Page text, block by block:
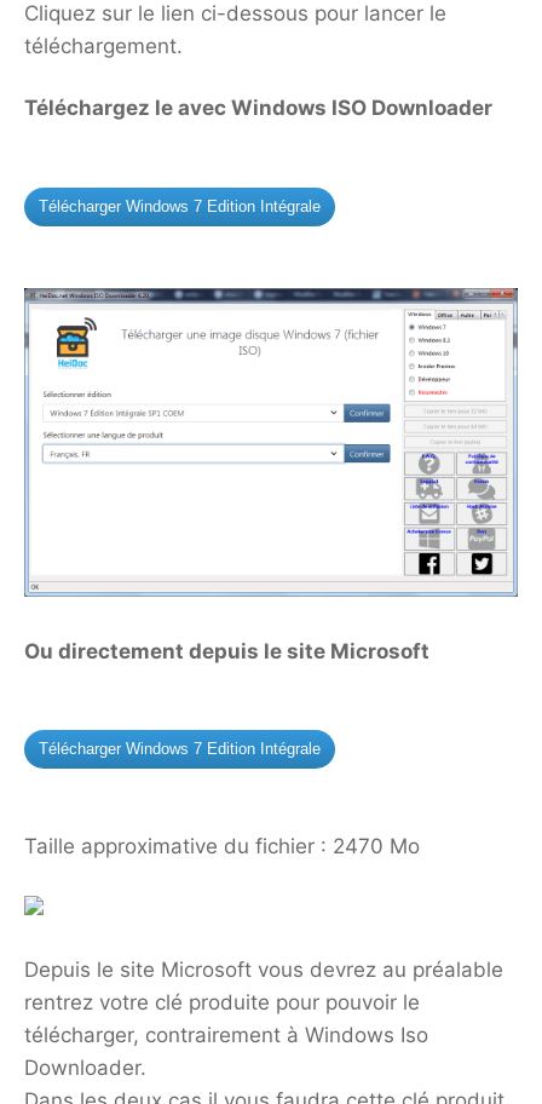
Cliquez sur le lien ci-dessous pour lancer le
téléchargement.
Téléchargez le avec Windows ISO Downloader
Télécharger Windows 7 Edition Intégrale
Ou directement depuis le site Microsoft
Télécharger Windows 7 Edition Intégrale
Taille approximative du fichier : 2470 Mo
Depuis le site Microsoft vous devrez au préalable
rentrez votre clé produite pour pouvoir le
télécharger, contrairement à Windows Iso
Downloader.